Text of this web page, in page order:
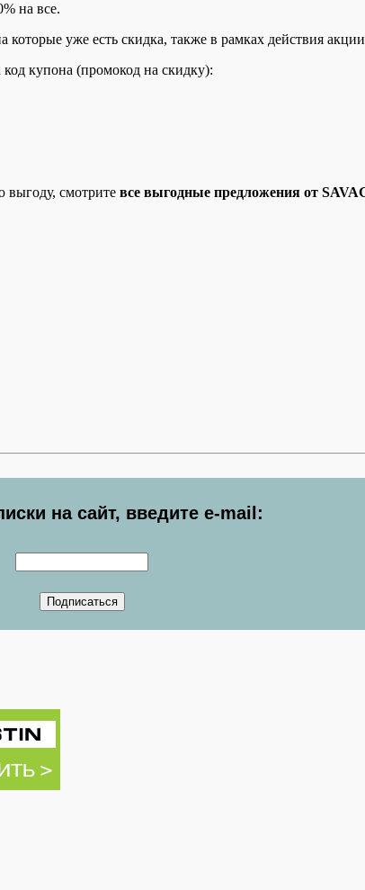
на все.
уже есть скидка, также в рамках действия акции
купона (промокод на скидку):
выгоду, смотрите все выгодные предложения от
на сайт, введите e-mail: